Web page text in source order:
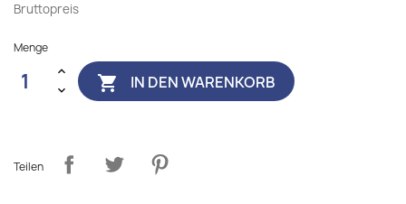
Bruttopreis
Menge
 IN DEN WARENKORB
Teilen